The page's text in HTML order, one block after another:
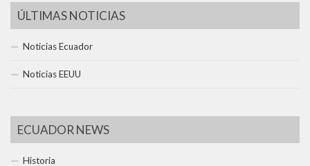
ÚLTIMAS NOTICIAS
Noticias Ecuador
Noticias EEUU
ECUADOR NEWS
Historia